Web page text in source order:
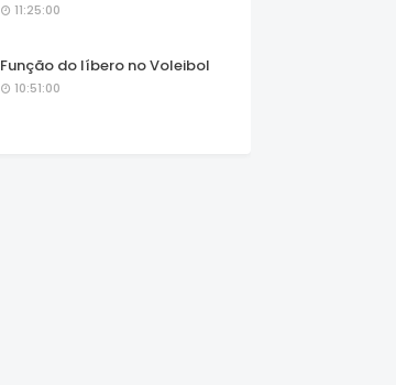
11:25:00
Função do líbero no Voleibol
10:51:00